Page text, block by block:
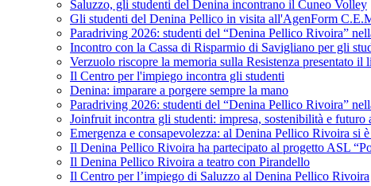
Saluzzo, gli studenti del Denina incontrano il Cuneo Volley
Gli studenti del Denina Pellico in visita all'AgenForm
Paradriving 2026: studenti del “Denina Pellico Rivoira”
Incontro con la Cassa di Risparmio di Savigliano per gli
Verzuolo riscopre la memoria sulla Resistenza presentato
Il Centro per l'impiego incontra gli studenti
Denina: imparare a porgere sempre la mano
Paradriving 2026: studenti del “Denina Pellico Rivoira”
Joinfruit incontra gli studenti: impresa, sostenibilità e futuro
Emergenza e consapevolezza: al Denina Pellico Rivoira si
Il Denina Pellico Rivoira ha partecipato al progetto ASL
Il Denina Pellico Rivoira a teatro con Pirandello
Il Centro per l’impiego di Saluzzo al Denina Pellico Rivoira